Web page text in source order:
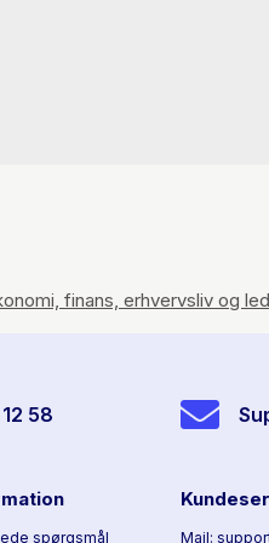
finans, erhvervsliv og
58
spørgsmål Mail: